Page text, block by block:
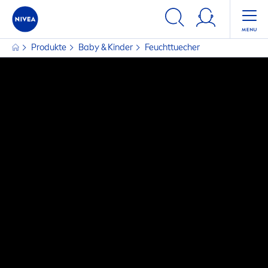
Produkte Baby & Kinder Feuchttuecher